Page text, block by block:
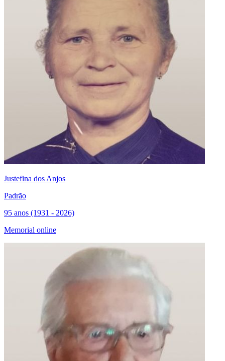
Justefina dos Anjos
Padrão
95 anos (1931 - 2026)
Memorial online